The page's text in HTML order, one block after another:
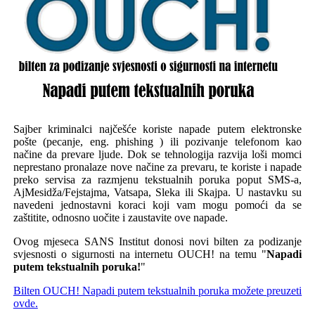
Sajber kriminalci najčešće koriste napade putem elektronske
pošte (pecanje, eng. phishing ) ili pozivanje telefonom kao
načine da prevare ljude. Dok se tehnologija razvija loši momci
neprestano pronalaze nove načine za prevaru, te koriste i napade
preko servisa za razmjenu tekstualnih poruka poput SMS-a,
AjMesidža/Fejstajma, Vatsapa, Sleka ili Skajpa. U nastavku su
navedeni jednostavni koraci koji vam mogu pomoći da se
zaštitite, odnosno uočite i zaustavite ove napade.
Ovog mjeseca SANS Institut donosi novi bilten za podizanje
svjesnosti o sigurnosti na internetu OUCH! na temu "Napadi
putem tekstualnih poruka!"
Bilten OUCH! Napadi putem tekstualnih poruka možete preuzeti
ovde.